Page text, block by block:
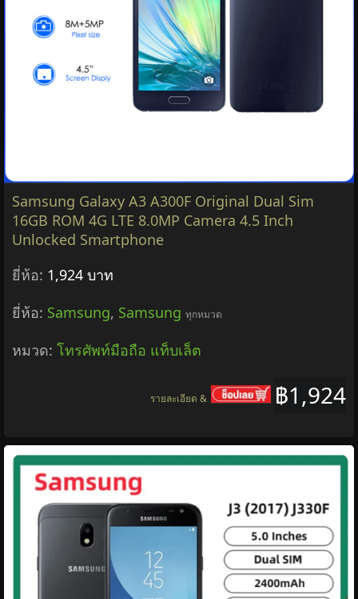
Samsung Galaxy A3 A300F Original Dual Sim
16GB ROM 4G LTE 8.0MP Camera 4.5 Inch
Unlocked Smartphone
ยี่ห้อ: 1,924 บาท
ยี่ห้อ: Samsung, Samsung ทุกหมวด
หมวด: โทรศัพท์มือถือ แท็บเล็ต
฿1,924
รายละเอียด &